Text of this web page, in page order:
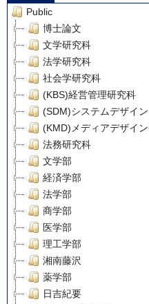
Public
博士論文
文学研究科
法学研究科
社会学研究科
(KBS)経営管理研究科
(SDM)システムデザイ
(KMD)メディアデザイ
法務研究科
文学部
経済学部
法学部
商学部
医学部
理工学部
湘南藤沢
薬学部
日吉紀要